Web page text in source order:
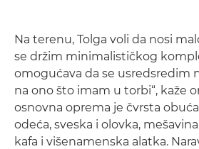
Na terenu, Tolga voli da nosi
se držim minimalističkog
omogućava da se usredsredim
na ono što imam u torbi“, kaže
osnovna oprema je čvrsta
odeća, sveska i olovka,
kafa i višenamenska alatka.